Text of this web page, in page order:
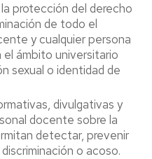
protección del derecho
de todo el
y cualquier persona
ámbito universitario
sexual o identidad de
divulgativas y
docente sobre la
detectar, prevenir
o acoso.